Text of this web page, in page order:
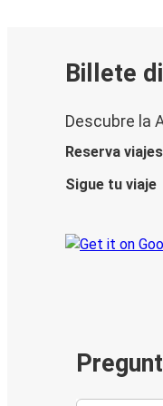
Billete
Descubre la
Reserva viajes
Sigue tu viaje